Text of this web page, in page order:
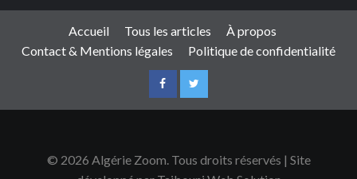
Accueil Tous les articles
À propos
Contact & Mentions légales
Politique de confidentialité
© 2026 Algérie Zoom. Tous droits réservés | Site